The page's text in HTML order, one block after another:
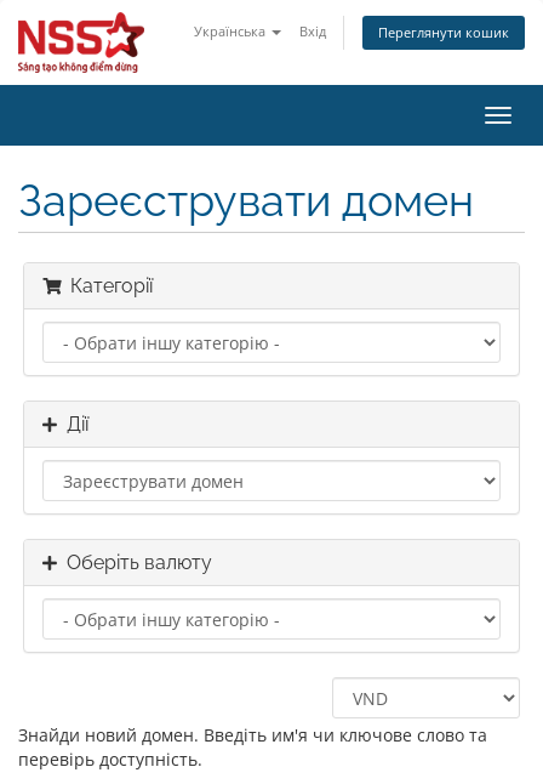
Українська Вхід Переглянути кошик
Зареєструвати домен
Категорії
Дії
Оберіть валюту
Знайди новий домен. Введіть им'я чи ключове слово та
перевірь доступність.